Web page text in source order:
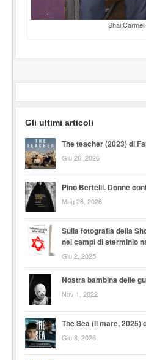
Shai
Gli ultimi articoli
The teacher (2023) di
Giu 26, 2026
Pino Bertelli. Donne
Mag 26, 2026
Sulla fotografia della
nei campi di sterminio
Giu 2, 2025
Nostra bambina delle
Nov 1, 2022
The Sea (Il mare, 2025)
Giu 8, 2026